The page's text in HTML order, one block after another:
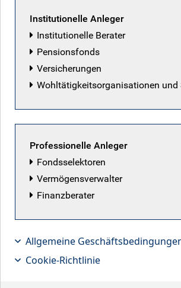
Die US-Wirtschaft zeigt
als von manchen
die Notenbank tatsächlich
Institutionelle Anleger
Institutionelle Berater
Pensionsfonds
Versicherungen
Wohltätigkeitsorganisationen und
Professionelle Anleger
Fondsselektoren
Vermögensverwalter
Finanzberater
Allgemeine
Cookie-Richtlinie